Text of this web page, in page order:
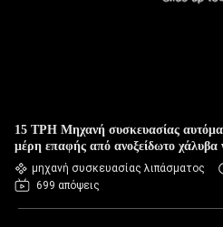
15 TPH Μηχανή συσκευασίας
μέρη επαφής από ανοξείδωτο χάλυβα
μηχανή συσκευασίας λιπάσματος
699 απόψεις